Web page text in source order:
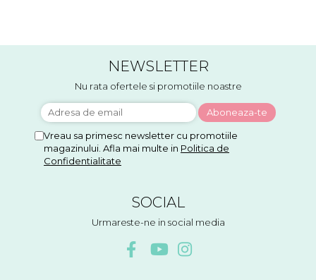
NEWSLETTER
Nu rata ofertele si promotiile noastre
Vreau sa primesc newsletter cu promotiile
magazinului. Afla mai multe in Politica de
Confidentialitate
SOCIAL
Urmareste-ne in social media